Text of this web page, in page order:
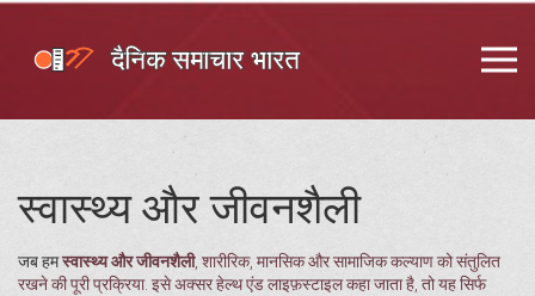
स्वास्थ्य और जीवनशैली
जब हमस्वास्थ्य और जीवनशैली, शारीरिक, मानसिक और सामाजिक कल्याण को संतुलित
रखने की पूरी प्रक्रिया. इसे अक्सरहेल्थ एंड लाइफ़स्टाइलकहा जाता है, तो यह सिर्फ